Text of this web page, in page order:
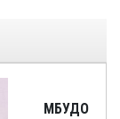
МБУДО